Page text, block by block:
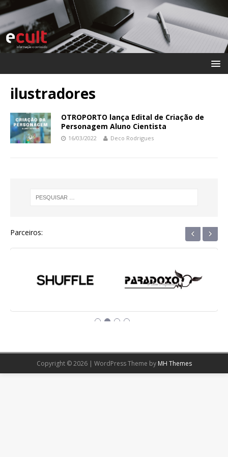
ilustradores
OTROPORTO lança Edital de Criação de
Personagem Aluno Cientista
16/03/2022 Deco Rodrigues
Parceiros: ‹ ›
Copyright © 2026 | WordPress Theme by MH Themes